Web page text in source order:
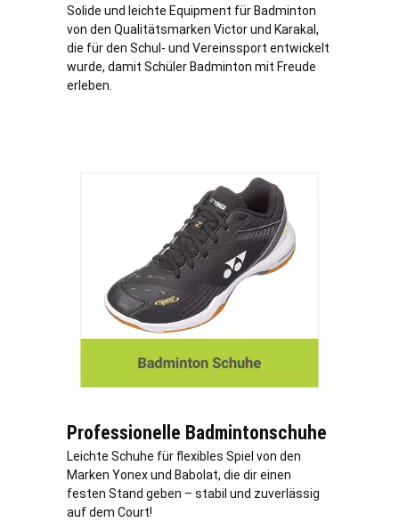
Solide und leichte Equipment für Badminton
von den Qualitätsmarken Victor und Karakal,
die für den Schul- und Vereinssport entwickelt
wurde, damit Schüler Badminton mit Freude
erleben.
Professionelle Badmintonschuhe
Leichte Schuhe für flexibles Spiel von den
Marken Yonex und Babolat, die dir einen
festen Stand geben – stabil und zuverlässig
auf dem Court!